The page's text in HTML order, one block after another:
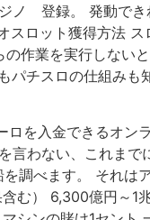
ノ 登録。 発動で
ロット獲得方法
作業を実行しない
チスロの仕組み
を入金できるオン
わない、これま
調べます。 それは
む） 6,300億円～1